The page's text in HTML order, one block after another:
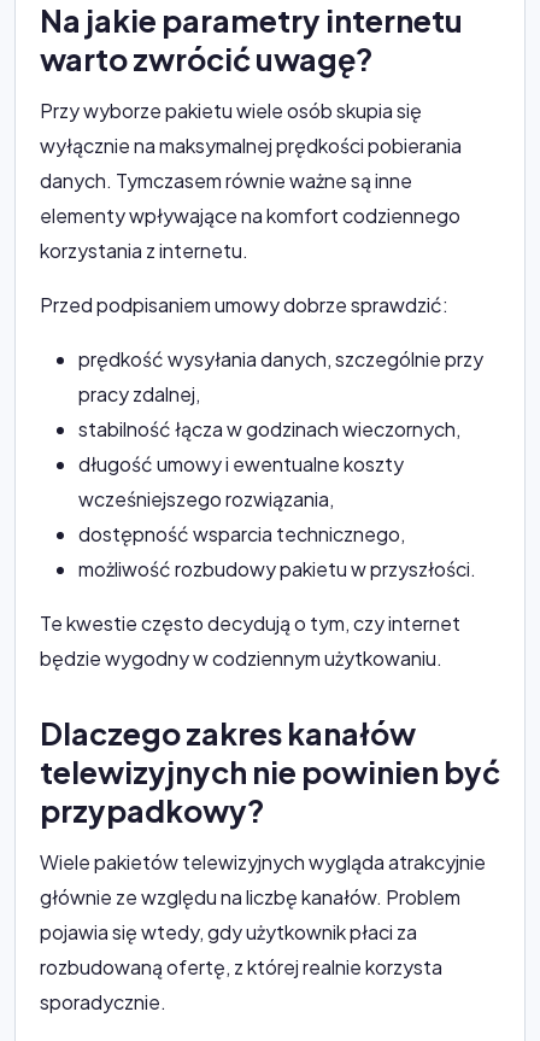
Na jakie parametry internetu
warto zwrócić uwagę?
Przy wyborze pakietu wiele osób skupia się
wyłącznie na maksymalnej prędkości pobierania
danych. Tymczasem równie ważne są inne
elementy wpływające na komfort codziennego
korzystania z internetu.
Przed podpisaniem umowy dobrze sprawdzić:
prędkość wysyłania danych, szczególnie przy
pracy zdalnej,
stabilność łącza w godzinach wieczornych,
długość umowy i ewentualne koszty
wcześniejszego rozwiązania,
dostępność wsparcia technicznego,
możliwość rozbudowy pakietu w przyszłości.
Te kwestie często decydują o tym, czy internet
będzie wygodny w codziennym użytkowaniu.
Dlaczego zakres kanałów
telewizyjnych nie powinien być
przypadkowy?
Wiele pakietów telewizyjnych wygląda atrakcyjnie
głównie ze względu na liczbę kanałów. Problem
pojawia się wtedy, gdy użytkownik płaci za
rozbudowaną ofertę, z której realnie korzysta
sporadycznie.